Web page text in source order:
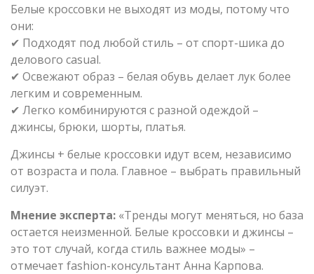
Белые кроссовки не выходят из моды, потому что
они:
✔ Подходят под любой стиль – от спорт-шика до
делового casual.
✔ Освежают образ – белая обувь делает лук более
легким и современным.
✔ Легко комбинируются с разной одеждой –
джинсы, брюки, шорты, платья.
Джинсы + белые кроссовки идут всем, независимо
от возраста и пола. Главное – выбрать правильный
силуэт.
Мнение эксперта: «Тренды могут меняться, но база
остается неизменной. Белые кроссовки и джинсы –
это тот случай, когда стиль важнее моды» –
отмечает fashion-консультант Анна Карпова.